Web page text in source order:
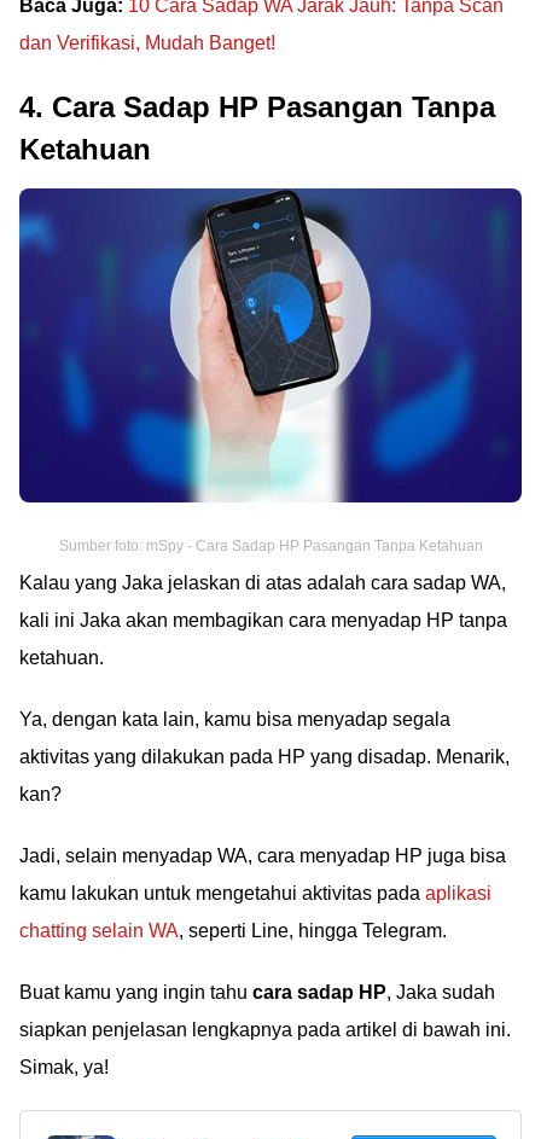
Baca Juga: 10 Cara Sadap WA Jarak Jauh: Tanpa Scan
dan Verifikasi, Mudah Banget!
4. Cara Sadap HP Pasangan Tanpa
Ketahuan
Sumber foto: mSpy - Cara Sadap HP Pasangan Tanpa Ketahuan
Kalau yang Jaka jelaskan di atas adalah cara sadap WA,
kali ini Jaka akan membagikan cara menyadap HP tanpa
ketahuan.
Ya, dengan kata lain, kamu bisa menyadap segala
aktivitas yang dilakukan pada HP yang disadap. Menarik,
kan?
Jadi, selain menyadap WA, cara menyadap HP juga bisa
kamu lakukan untuk mengetahui aktivitas pada aplikasi
chatting selain WA, seperti Line, hingga Telegram.
Buat kamu yang ingin tahu cara sadap HP, Jaka sudah
siapkan penjelasan lengkapnya pada artikel di bawah ini.
Simak, ya!